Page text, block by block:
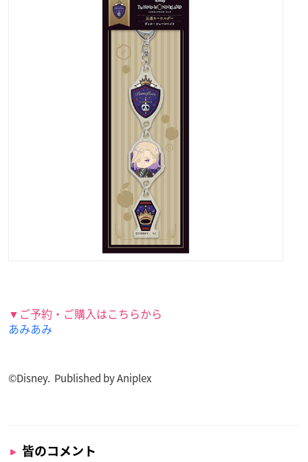
▼ご予約・ご購入はこちらから
あみあみ
©Disney. Published by Aniplex
皆のコメント